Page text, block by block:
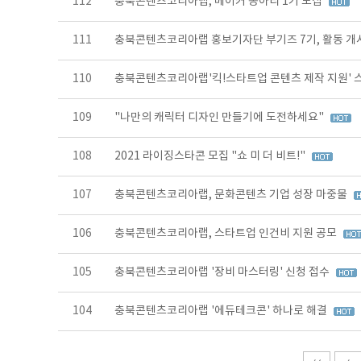
111 충북콘텐츠코리아랩 홍보기자단 부기즈 7기, 활동 개
110 충북콘텐츠코리아랩'킥!스타트업 콘텐츠 제작 지원'
109 "나만의 캐릭터 디자인 만들기에 도전하세요"
108 2021 라이징스타콘 모집 "쇼 미 더 비트!"
107 충북콘텐츠코리아랩, 문화콘텐츠 기업 성장 마중물
106 충북콘텐츠코리아랩, 스타트업 인건비 지원 공모
105 충북콘텐츠코리아랩 '장비 마스터링' 신청 접수
104 충북콘텐츠코리아랩 '에듀테크콘' 하나로 해결